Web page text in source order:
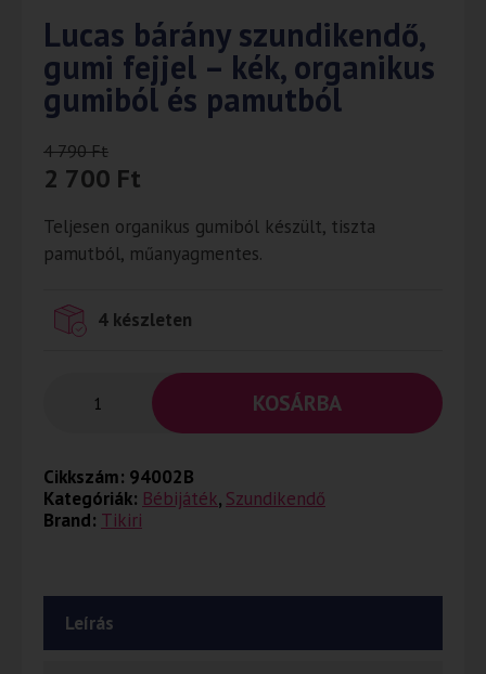
Lucas bárány szundikendő,
gumi fejjel – kék, organikus
gumiból és pamutból
4 790Ft
2 700 Ft
Teljesen organikus gumiból készült, tiszta
pamutból, műanyagmentes.
4 készleten
KOSÁRBA
Cikkszám: 94002B
Kategóriák: Bébijáték, Szundikendő
Brand: Tikiri
Leírás